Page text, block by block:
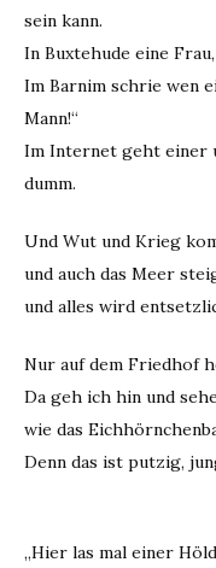
sein kann.
In Buxtehude eine
Im Barnim schrie wen
Mann!“
Im Internet geht einer
dumm.
Und Wut und Krieg
und auch das Meer
und alles wird
Nur auf dem Friedhof
Da geh ich hin und
wie das
Denn das ist putzig,
„Hier las mal einer